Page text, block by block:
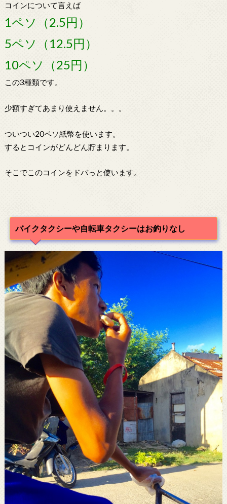
コインについて言えば
1ペソ（2.5円）
5ペソ（12.5円）
10ペソ（25円）
この3種類です。
少額すぎてあまり使えません。。。
ついつい20ペソ紙幣を使います。
するとコインがどんどん貯まります。
そこでこのコインをドバっと使います。
バイクタクシーや自転車タクシーはお釣りなし